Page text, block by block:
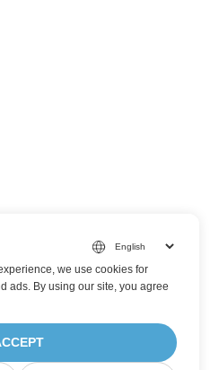
we use cookies for
ads. By using our site, you agree